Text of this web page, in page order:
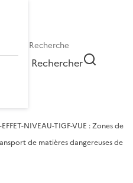
Rechercher
NIVEAU-TIGF-VUE : Zones de
de matières dangereuses de